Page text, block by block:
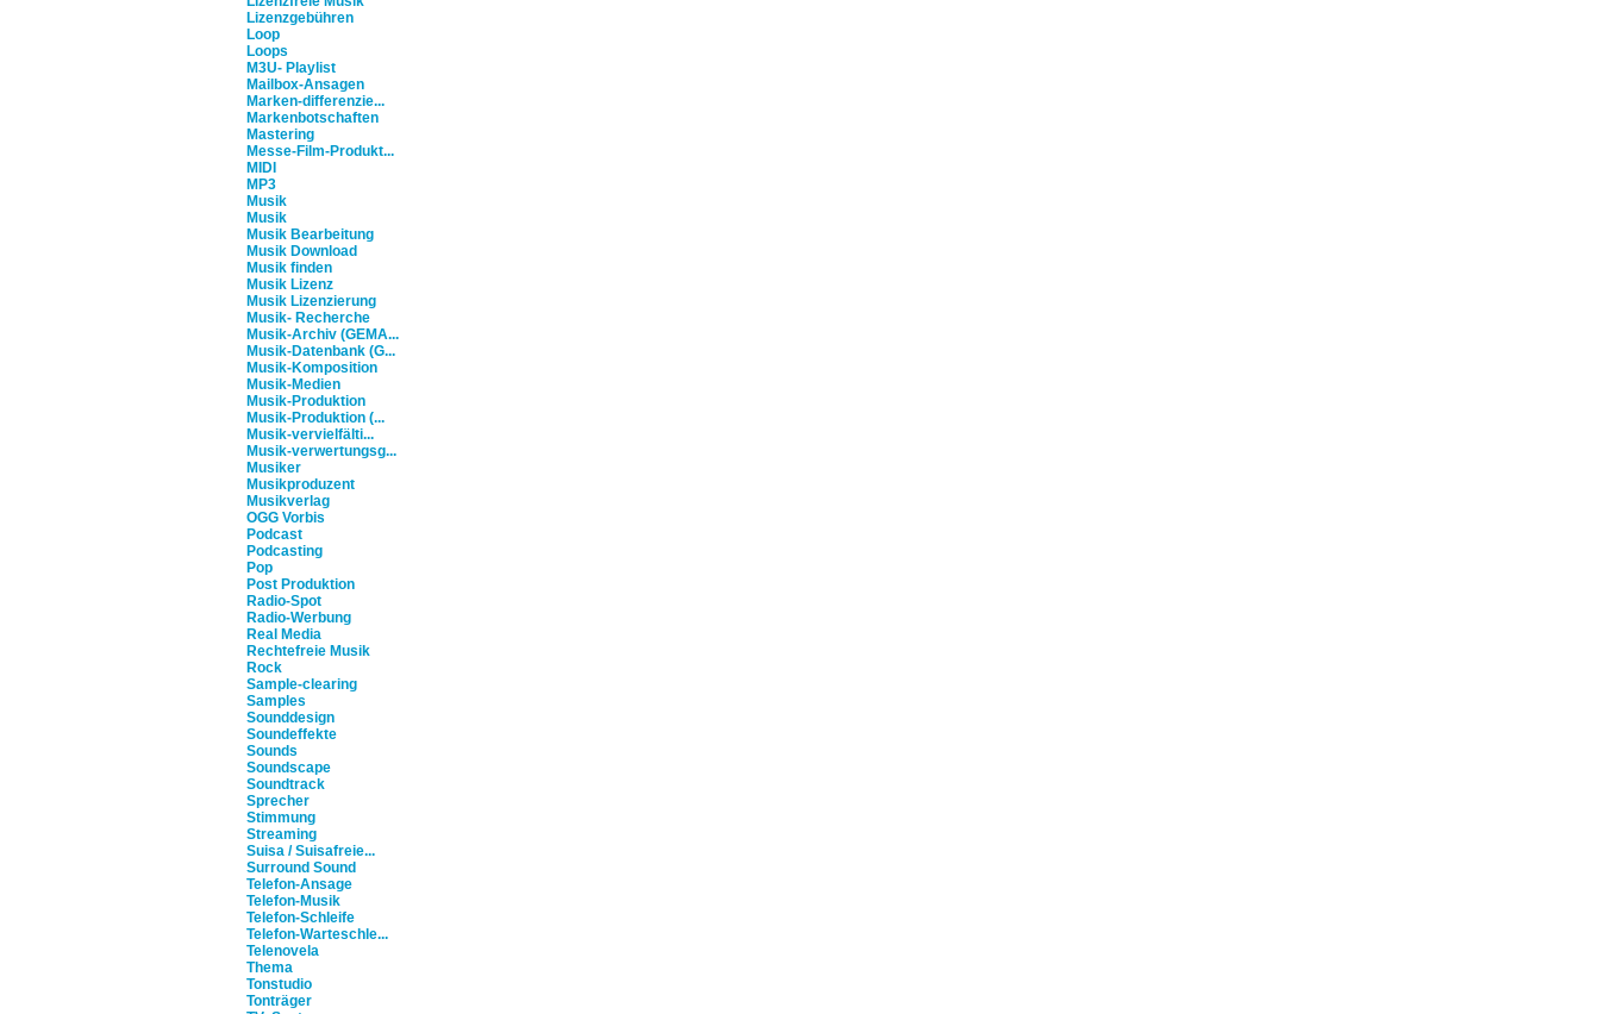
Lizenzgebühren
Loop
Loops
M3U- Playlist
Mailbox-Ansagen
Marken-differenzie...
Markenbotschaften
Mastering
Messe-Film-Produkt...
MIDI
MP3
Musik
Musik
Musik Bearbeitung
Musik Download
Musik finden
Musik Lizenz
Musik Lizenzierung
Musik- Recherche
Musik-Archiv (GEMA...
Musik-Datenbank (G...
Musik-Komposition
Musik-Medien
Musik-Produktion
Musik-Produktion (...
Musik-vervielfälti...
Musik-verwertungsg...
Musiker
Musikproduzent
Musikverlag
OGG Vorbis
Podcast
Podcasting
Pop
Post Produktion
Radio-Spot
Radio-Werbung
Real Media
Rechtefreie Musik
Rock
Sample-clearing
Samples
Sounddesign
Soundeffekte
Sounds
Soundscape
Soundtrack
Sprecher
Stimmung
Streaming
Suisa / Suisafreie...
Surround Sound
Telefon-Ansage
Telefon-Musik
Telefon-Schleife
Telefon-Warteschle...
Telenovela
Thema
Tonstudio
Tonträger